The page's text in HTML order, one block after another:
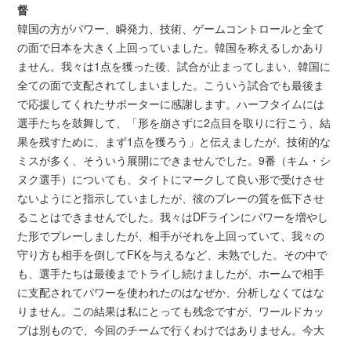
督
韓国の方がパワー、瞬発力、技術、ゲームコントロールと全て
の面で日本を大きく上回っていました。韓国を称えるしかあり
ません。我々は1点を獲った後、試合が止まってしまい、韓国に
全ての面で支配されてしまいました。こういう試合でも最後ま
で応援してくれたサポーターに感謝します。ハーフタイムには
選手たちを鼓舞して、「形を崩さずに2点目を取りに行こう、結
果を残すために、まず1点を獲ろう」と伝えましたが、技術的な
ミスが多く、そういう展開にできませんでした。9番（キム・シ
ヌク選手）についても、タイトにマークして良い形で受けさせ
ないようにと指示していましたが、彼のプレーの質を低下させ
ることはできませんでした。我々はDFラインにパワーを増やし
た形でプレーしましたが、相手がそれを上回っていて、我々の
守り方も相手を倒してFKを与えるなど、未熟でした。その中で
も、選手たちは最後までトライし続けましたが、ホームで相手
に支配されてパワーを使われたのはなぜか、分析しなくてはな
りません。この結果は私にとっても残念ですが、ワールドカッ
プは別もので、今回のチームで行くわけではありません。今大